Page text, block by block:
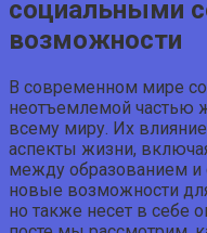
социальными
возможности
В современном мире
неотъемлемой частью
всему миру. Их
аспекты жизни,
между образованием
новые возможности
но также несет в себе